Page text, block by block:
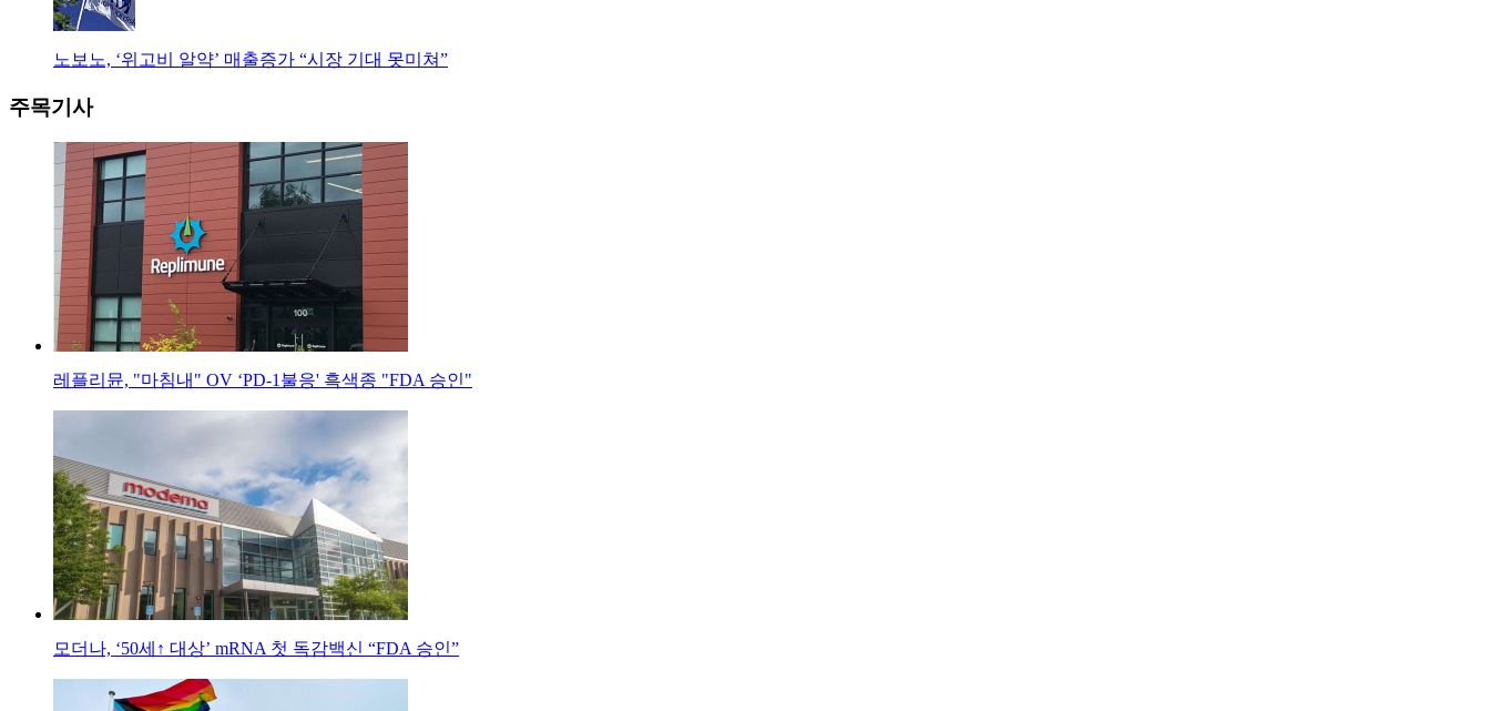
노보노, ‘위고비 알약’ 매출증가 “시장 기대 못미쳐”
주목기사
레플리뮨, "마침내" OV ‘PD-1불응' 흑색종 "FDA 승인"
모더나, ‘50세↑ 대상’ mRNA 첫 독감백신 “FDA 승인”